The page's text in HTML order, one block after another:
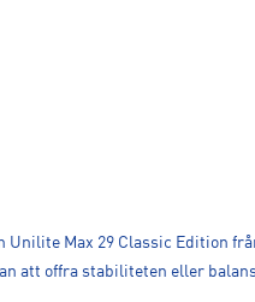
Max 29 Classic Edition
att offra stabiliteten eller